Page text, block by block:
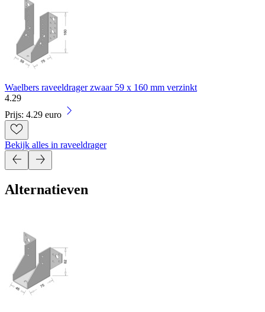
Waelbers raveeldrager zwaar 59 x 160 mm verzinkt
4.29
Prijs: 4.29 euro
Bekijk alles in raveeldrager
Alternatieven